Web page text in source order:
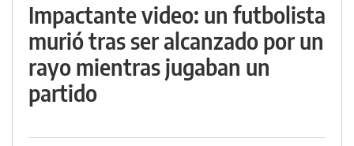
Impactante video: un futbolista
murió tras ser alcanzado por un
rayo mientras jugaban un
partido